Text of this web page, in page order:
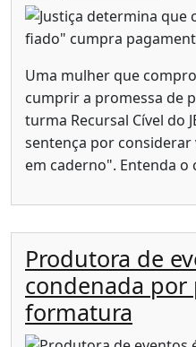
Uma mulher que
cumprir a promessa de
turma Recursal Cível do
sentença por
em caderno". Entenda o
Produtora de
condenada por
formatura